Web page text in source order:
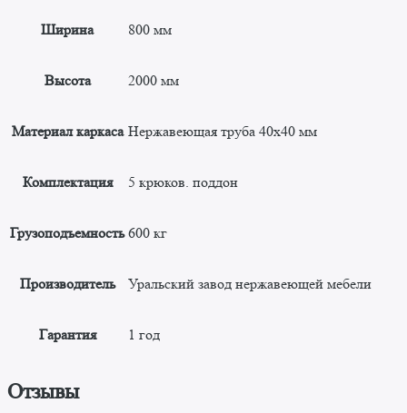
Ширина 800 мм
Высота 2000 мм
Материал каркаса Нержавеющая труба 40х40 мм
Комплектация 5 крюков. поддон
Грузоподъемность 600 кг
Производитель Уральский завод нержавеющей мебели
Гарантия 1 год
Отзывы